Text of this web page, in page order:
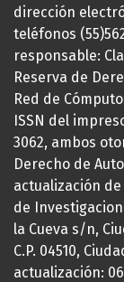
dirección
teléfonos
responsable:
Reserva de
Red de
ISSN del
3062, ambos
Derecho de
actualización
de
la Cueva s/n,
C.P. 04510,
actualización: